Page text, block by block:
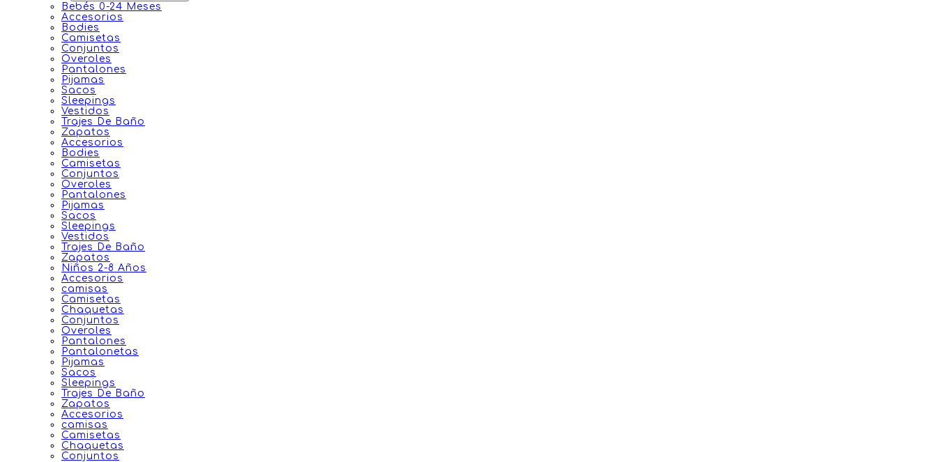
Bebés 0-24 Meses
Accesorios
Bodies
Camisetas
Conjuntos
Overoles
Pantalones
Pijamas
Sacos
Sleepings
Vestidos
Trajes De Baño
Zapatos
Accesorios
Bodies
Camisetas
Conjuntos
Overoles
Pantalones
Pijamas
Sacos
Sleepings
Vestidos
Trajes De Baño
Zapatos
Niños 2-8 Años
Accesorios
camisas
Camisetas
Chaquetas
Conjuntos
Overoles
Pantalones
Pantalonetas
Pijamas
Sacos
Sleepings
Trajes De Baño
Zapatos
Accesorios
camisas
Camisetas
Chaquetas
Conjuntos